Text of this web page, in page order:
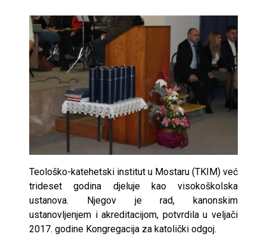
Teološko-katehetski institut u Mostaru (TKIM) već
trideset godina djeluje kao visokoškolska
ustanova. Njegov je rad, kanonskim
ustanovljenjem i akreditacijom, potvrdila u veljači
2017. godine Kongregacija za katolički odgoj.